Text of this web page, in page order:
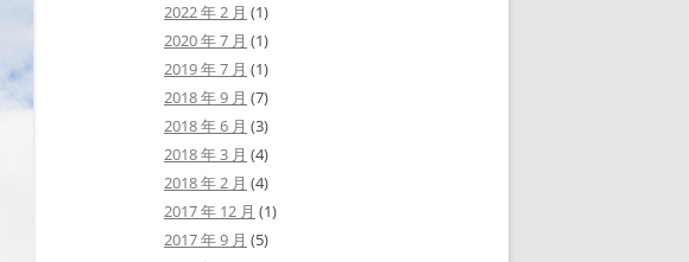
2022 年 2 月 (1)
2020 年 7 月 (1)
2019 年 7 月 (1)
2018 年 9 月 (7)
2018 年 6 月 (3)
2018 年 3 月 (4)
2018 年 2 月 (4)
2017 年 12 月 (1)
2017 年 9 月 (5)